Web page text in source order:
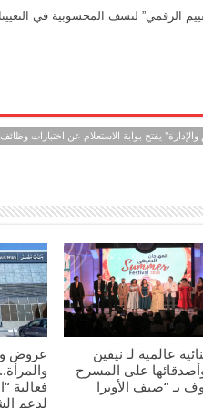
الرقمي” لنسف المحسوبية في
يفتح بوابة الاستعلام عن اختبارات
عالمية لـ نيفين
على المسرح
بـ “صيف الأوبرا
عروض
فعالية
لدعم